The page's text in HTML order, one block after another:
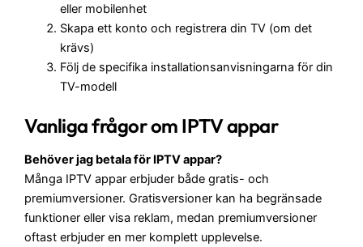
eller mobilenhet
Skapa ett konto och registrera din TV (om det
krävs)
Följ de specifika installationsanvisningarna för din
TV-modell
Vanliga frågor om IPTV appar
Behöver jag betala för IPTV appar?
Många IPTV appar erbjuder både gratis- och
premiumversioner. Gratisversioner kan ha begränsade
funktioner eller visa reklam, medan premiumversioner
oftast erbjuder en mer komplett upplevelse.